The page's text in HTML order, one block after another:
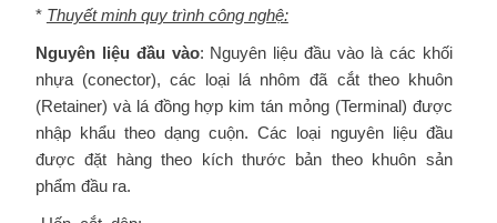
* Thuyết minh quy trình công nghệ:
Nguyên liệu đầu vào: Nguyên liệu đầu vào là các khối
nhựa (conector), các loại lá nhôm đã cắt theo khuôn
(Retainer) và lá đồng hợp kim tán mỏng (Terminal) được
nhập khẩu theo dạng cuộn. Các loại nguyên liệu đầu
được đặt hàng theo kích thước bản theo khuôn sản
phẩm đầu ra.